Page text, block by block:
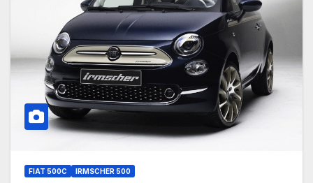
FIAT 500C IRMSCHER 500